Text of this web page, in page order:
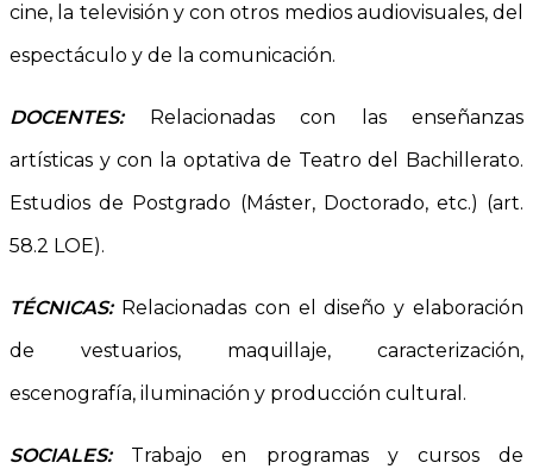
cine, la televisión y con otros medios audiovisuales, del
espectáculo y de la comunicación.
DOCENTES:
Relacionadas con las enseñanzas
artísticas y con la optativa de Teatro del Bachillerato.
Estudios de Postgrado (Máster, Doctorado, etc.) (art.
58.2 LOE).
TÉCNICAS: Relacionadas con el diseño y elaboración
de vestuarios, maquillaje, caracterización,
escenografía, iluminación y producción cultural.
SOCIALES:Trabajo en programas y cursos de